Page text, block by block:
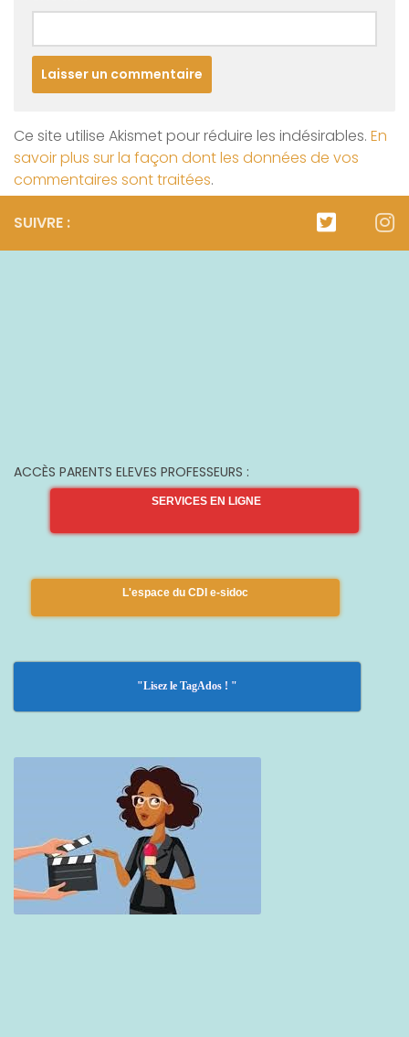
Ce site utilise Akismet pour réduire les indésirables. En
savoir plus sur la façon dont les données de vos
commentaires sont traitées.
SUIVRE :
ACCÈS PARENTS ELEVES PROFESSEURS :
SERVICES EN LIGNE
L'espace du CDI e-sidoc
"Lisez le TagAdos ! "